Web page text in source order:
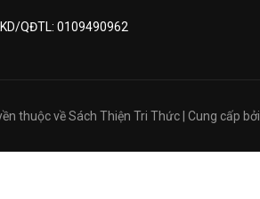
QĐTL: 0109490962
thuộc vềSách Thiện Tri Thức Cung cấp bởi